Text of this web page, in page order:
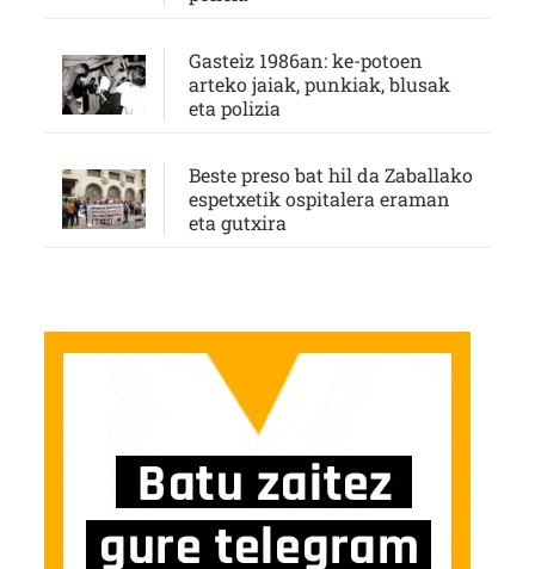
Gasteiz 1986an: ke-potoen
arteko jaiak, punkiak, blusak
eta polizia
Beste preso bat hil da Zaballako
espetxetik ospitalera eraman
eta gutxira